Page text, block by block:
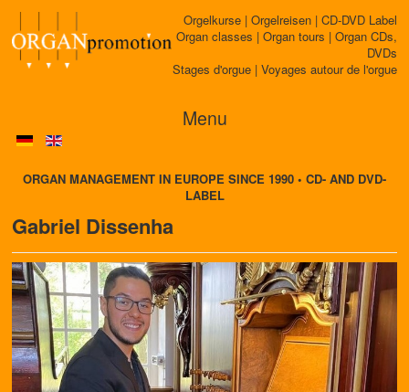
Orgelkurse | Orgelreisen | CD-DVD Label
Organ classes | Organ tours | Organ CDs,
DVDs
Stages d'orgue | Voyages autour de l'orgue
Menu
ORGAN MANAGEMENT IN EUROPE SINCE 1990 • CD- AND DVD-
LABEL
Gabriel Dissenha